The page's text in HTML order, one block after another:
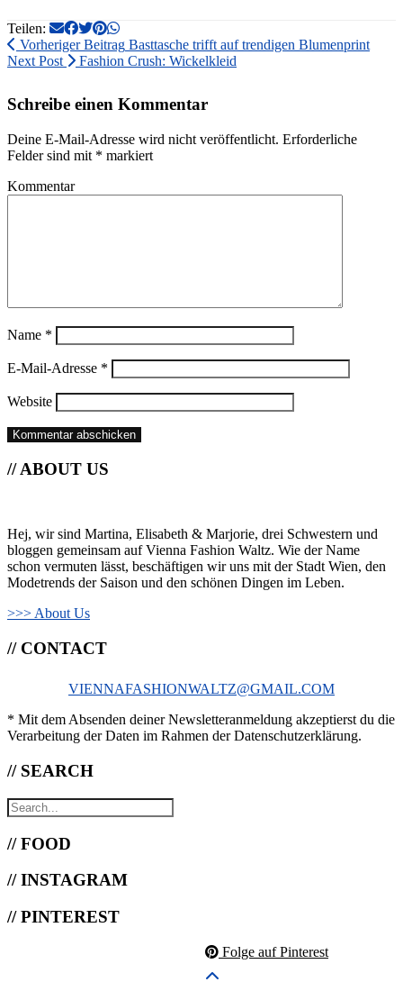
Teilen:
Vorheriger Beitrag Basttasche trifft auf trendigen Blumenprint
Next Post
Fashion Crush: Wickelkleid
Schreibe einen Kommentar
Deine E-Mail-Adresse wird nicht veröffentlicht. Erforderliche
Felder sind mit * markiert
Kommentar
Name *
E-Mail-Adresse *
Website
// ABOUT US
Hej, wir sind Martina, Elisabeth & Marjorie, drei Schwestern und
bloggen gemeinsam auf Vienna Fashion Waltz. Wie der Name
schon vermuten lässt, beschäftigen wir uns mit der Stadt Wien, den
Modetrends der Saison und den schönen Dingen im Leben.
>>> About Us
// CONTACT
VIENNAFASHIONWALTZ@GMAIL.COM
* Mit dem Absenden deiner Newsletteranmeldung akzeptierst du die
Verarbeitung der Daten im Rahmen der Datenschutzerklärung.
// SEARCH
// FOOD
// INSTAGRAM
// PINTEREST
Folge auf Pinterest